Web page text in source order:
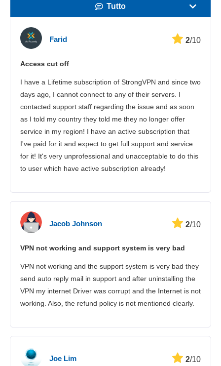
Tutto
Servizio clienti
Farid 2/10
Access cut off
I have a Lifetime subscription of StrongVPN and since two
days ago, I cannot connect to any of their servers. I
contacted support staff regarding the issue and as soon
as I told my country they told me they no longer offer
service in my region! I have an active subscription that
I've paid for it and expect to get full support and service
for it! It's very unprofessional and unacceptable to do this
to user which have active subscription already!
Jacob Johnson 2/10
VPN not working and support system is very bad
VPN not working and the support system is very bad they
send auto reply mail in support and after uninstalling the
VPN my internet Driver was corrupt and the Internet is not
working. Also, the refund policy is not mentioned clearly.
Joe Lim 2/10